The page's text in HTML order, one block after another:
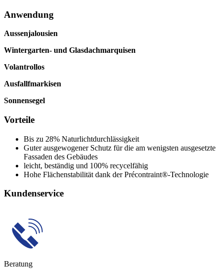
Anwendung
Aussenjalousien
Wintergarten- und Glasdachmarquisen
Volantrollos
Ausfallfmarkisen
Sonnensegel
Vorteile
Bis zu 28% Naturlichtdurchlässigkeit
Guter ausgewogener Schutz für die am wenigsten ausgesetzte
Fassaden des Gebäudes
leicht, beständig und 100% recycelfähig
Hohe Flächenstabilität dank der Précontraint®-Technologie
Kundenservice
Beratung